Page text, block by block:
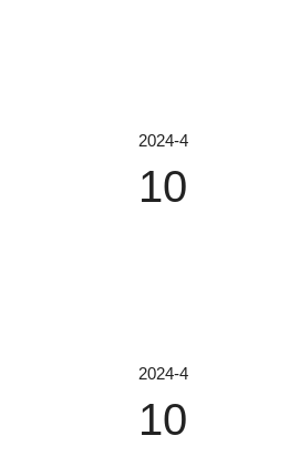
2024-4
10
2024-4
10